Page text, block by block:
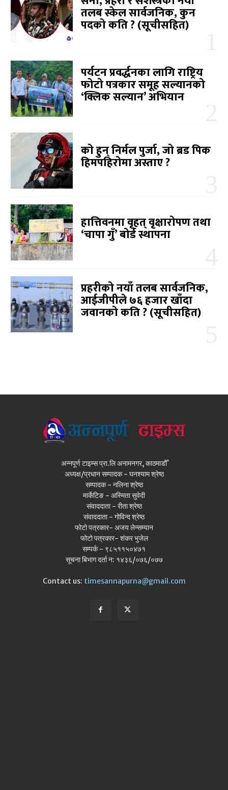
तलब स्केल सार्वजनिक, कुन
पदको कति ? (सूचीसहित)
पर्यटन प्रवर्द्धनका लागि राष्ट्रिय
फोटो पत्रकार समूह सल्यानको
‘क्लिक सल्यान’ अभियान
को हुन् निर्मल पुर्जा, जो ब्रड पिक
हिमपहिरोमा अस्ताए ?
हात्तिवनमा वृहत् वृक्षारोपण तथा
‘चापा गुँ’ बोर्ड स्थापना
प्रहरीको नयाँ तलब सार्वजनिक,
आईजीपीले ७६ हजार खाँदा
जवानको कति ? (सूचीसहित)
अन्नपूर्ण टाइम्स प्रा.लि अनामनगर, काठमाडौँ
अध्यक्ष/प्रधान सम्पादक - घनश्याम श्रेष्ठ
सम्पादक - नलिना श्रेष्ठ
मार्केटिङ - अस्मिता सुवेदी
संवाददाता - रीता श्रेष्ठ
संवाददाता - गोविन्द श्रेष्ठ
फोटो पत्रकार- अजय लेन्सम्यान
फोटो पत्रकार- शंकर भुजेल
सम्पर्क - ९८५११५०४७१
सूचना बिभाग दर्ता न: १४३६/०७६/०७७
Contact us: timesannapurna@gmail.com